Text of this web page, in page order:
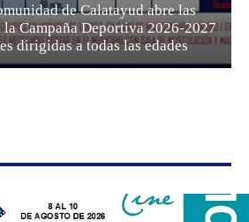
de Calatayud abre las
Campaña Deportiva 2026-2027
dirigidas a todas las edades